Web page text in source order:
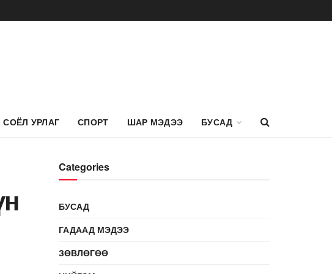
СОЁЛ УРЛАГ СПОРТ ШАР МЭДЭЭ БУСАД
Categories
БУСАД
ГАДААД МЭДЭЭ
ЗӨВЛӨГӨӨ